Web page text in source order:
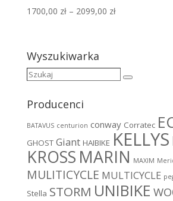
1700,00 zł – 2099,00 złZakres
2099,00 zł
Wyszukiwarka
Szukaj
Szukaj
Producenci
BATAVUS centurion conway Corratec
GHOST Giant HAIBIKE KELLYS
KROSS MARIN MAXIM
MULITICYCLE MULTICYCLE
Stella STORM UNIBIKE